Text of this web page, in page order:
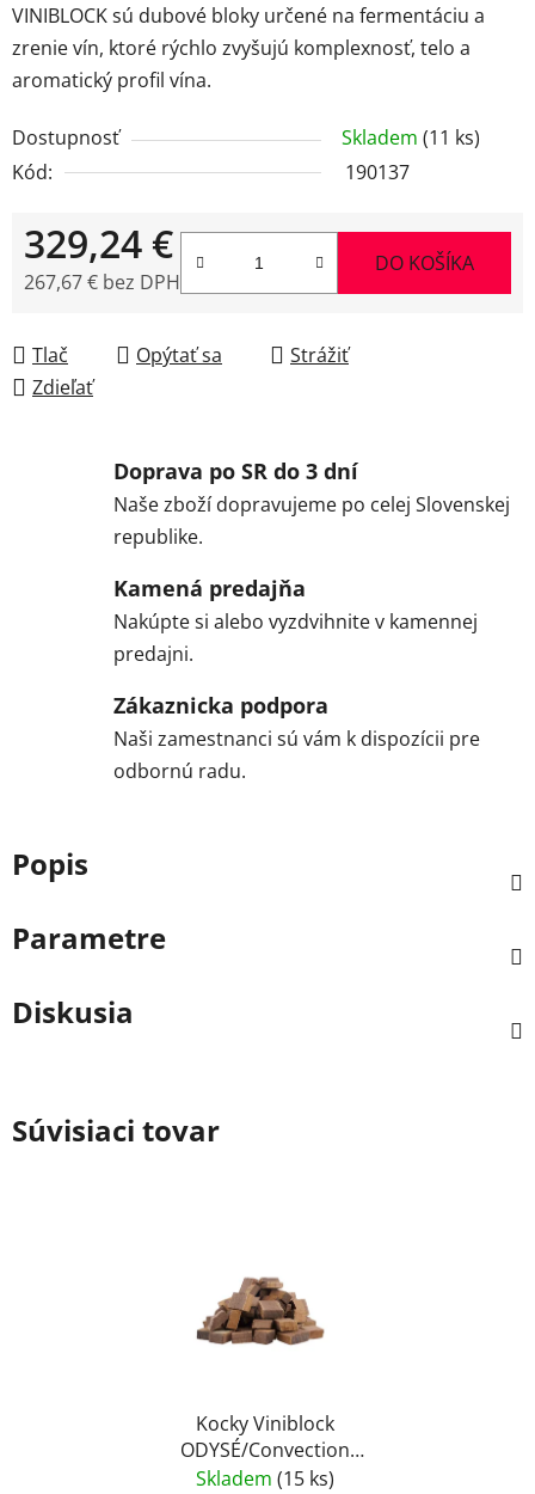
VINIBLOCK sú dubové bloky určené na fermentáciu a
zrenie vín, ktoré rýchlo zvyšujú komplexnosť, telo a
aromatický profil vína.
Dostupnosť Skladem (11 ks)
Kód:
190137
329,24 €
267,67 € bez DPH
DO KOŠÍKA
Tlač Opýtať sa
Strážiť
Zdieľať
Doprava po SR do 3 dní
Naše zboží dopravujeme po celej Slovenskej
republike.
Kamená predajňa
Nakúpte si alebo vyzdvihnite v kamennej
predajni.
Zákaznicka podpora
Naši zamestnanci sú vám k dispozícii pre
odbornú radu.
Popis
Parametre
Diskusia
Súvisiaci tovar
Kocky Viniblock
ODYSÉ/Convection
Acacia light toast, 1 kg
Skladem (15 ks)